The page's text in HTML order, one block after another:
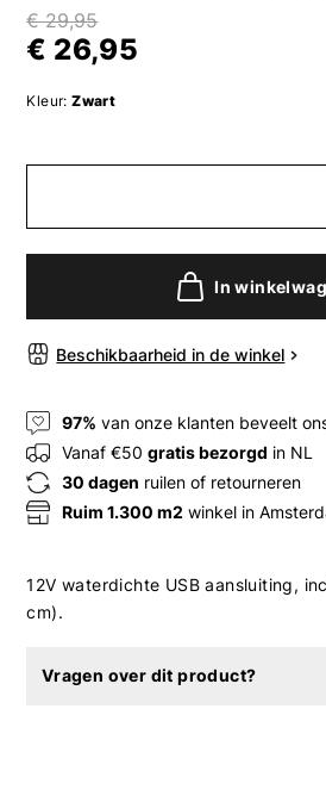
€ 29,95
€ 26,95
Kleur: Zwart
In
Beschikbaarheid in de winkel
97% van onze klanten beveelt
Vanaf €50gratis bezorgd in NL
30 dagen ruilen of retourneren
Ruim 1.300 m2 winkel in
12V waterdichte USB aansluiting,
cm).
Vragen over dit product?